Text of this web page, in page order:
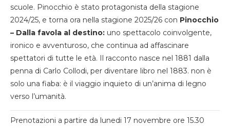
scuole. Pinocchio è stato protagonista della stagione
2024/25, e torna ora nella stagione 2025/26 con Pinocchio
– Dalla favola al destino: uno spettacolo coinvolgente,
ironico e avventuroso, che continua ad affascinare
spettatori di tutte le età. Il racconto nasce nel 1881 dalla
penna di Carlo Collodi, per diventare libro nel 1883. non è
solo una fiaba: è il viaggio inquieto di un’anima di legno
verso l’umanità.
Prenotazioni a partire da lunedi 17 novembre ore 15.30